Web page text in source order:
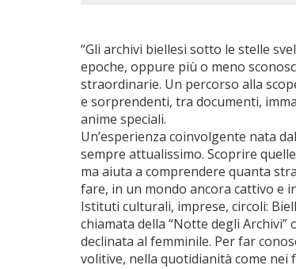
“Gli archivi biellesi sotto le stelle
epoche, oppure più o meno
straordinarie. Un percorso alla
e sorprendenti, tra documenti,
anime speciali.
Un’esperienza coinvolgente nata
sempre attualissimo. Scoprire
ma aiuta a comprendere quanta
fare, in un mondo ancora cattivo e
Istituti culturali, imprese, circoli:
chiamata della “Notte degli
declinata al femminile. Per far
volitive, nella quotidianità come nei